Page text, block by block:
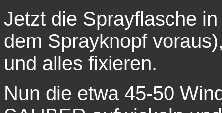
Jetzt die Sprayflasche
dem Sprayknopf
und alles fixieren.
Nun die etwa 45-50